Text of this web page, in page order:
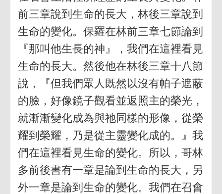
前三章說到生命的長大，林後三章說到
生命的變化。保羅在林前三章七節論到
『那叫他生長的神』，我們在這裡看見
生命的長大。然後他在林後三章十八節
說，『但我們眾人既然以沒有帕子遮蔽
的臉，好像鏡子觀看並返照主的榮光，
就漸漸變化成為與祂同樣的形像，從榮
耀到榮耀，乃是從主靈變化成的。』我
們在這裡看見生命的變化。所以，哥林
多前後書有一章是論到生命的長大，另
外一章是論到生命的變化。我們在召會